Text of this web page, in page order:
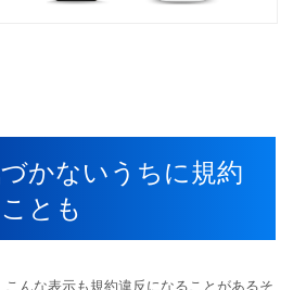
かないうちに規約
とも
んな表示も規約違反になることがあるそ